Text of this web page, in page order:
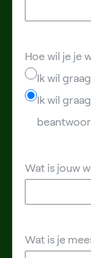
Hoe wil je je
Ik wil
Ik wil
Wat is jouw
Wat is je